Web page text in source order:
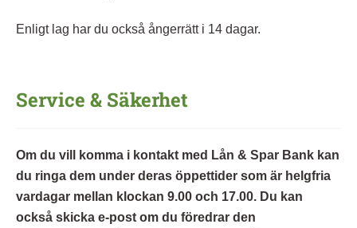
Enligt lag har du också ångerrätt i 14 dagar.
Service & Säkerhet
Om du vill komma i kontakt med Lån & Spar Bank kan
du ringa dem under deras öppettider som är helgfria
vardagar mellan klockan 9.00 och 17.00. Du kan
också skicka e-post om du föredrar den